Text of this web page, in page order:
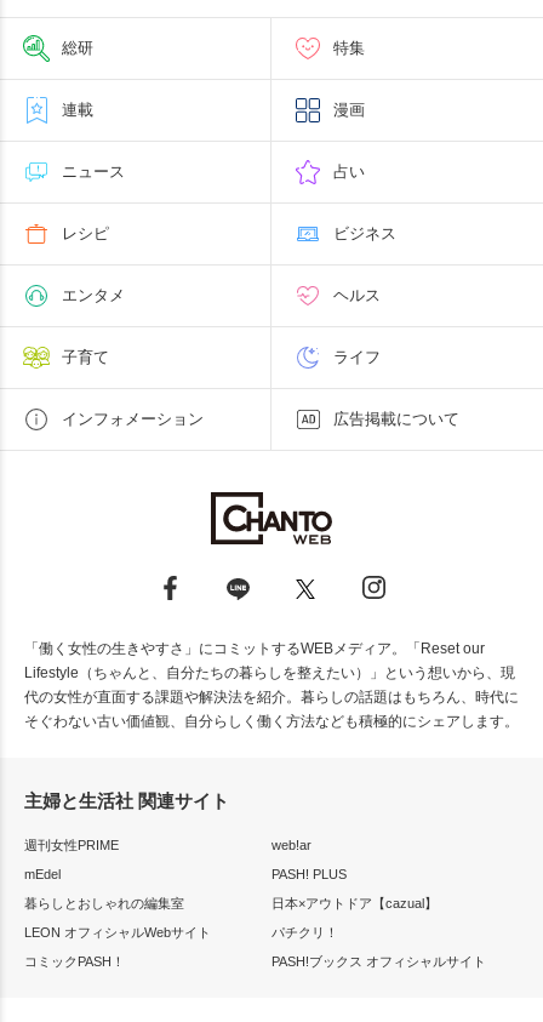
総研 特集
連載 漫画
ニュース 占い
レシピ ビジネス
エンタメ ヘルス
子育て ライフ
インフォメーション 広告掲載について
「働く女性の生きやすさ」にコミットするWEBメディア。「Reset our
Lifestyle（ちゃんと、自分たちの暮らしを整えたい）」という想いから、現
代の女性が直面する課題や解決法を紹介。暮らしの話題はもちろん、時代に
そぐわない古い価値観、自分らしく働く方法なども積極的にシェアします。
主婦と生活社 関連サイト
週刊女性PRIME
web!ar
mEdel
PASH! PLUS
暮らしとおしゃれの編集室
日本×アウトドア【cazual】
LEON オフィシャルWebサイト
パチクリ！
コミックPASH！
PASH!ブックス オフィシャルサイト